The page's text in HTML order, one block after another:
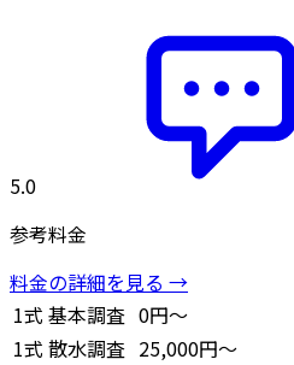
5.0
参考料金
料金の詳細を見る →
1式 基本調査 0円～
1式 散水調査 25,000円～